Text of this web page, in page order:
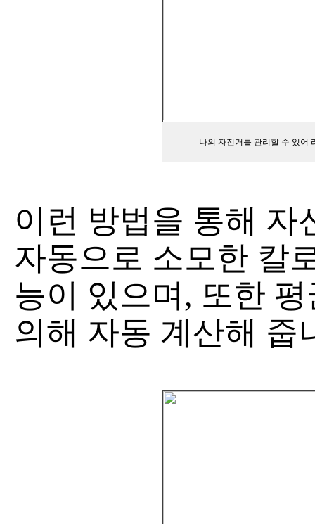
나의 자전거를 관리할 수 있어
이런 방법을 통해 자
자동으로 소모한 칼
능이 있으며, 또한
의해 자동 계산해 줍